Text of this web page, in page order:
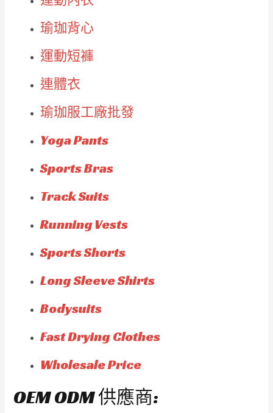
瑜珈背心
運動短褲
連體衣
瑜珈服工廠批發
Yoga Pants
Sports Bras
Track Suits
Running Vests
Sports Shorts
Long Sleeve Shirts
Bodysuits
Fast Drying Clothes
Wholesale Price
OEM ODM 供應商: